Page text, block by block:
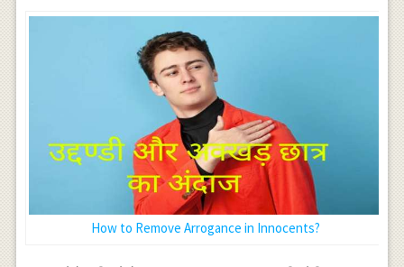
How to Remove Arrogance in Innocents?